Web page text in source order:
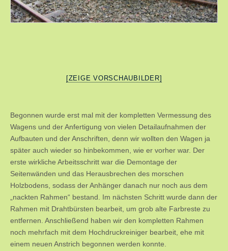
[ZEIGE VORSCHAUBILDER]
Begonnen wurde erst mal mit der kompletten Vermessung des
Wagens und der Anfertigung von vielen Detailaufnahmen der
Aufbauten und der Anschriften, denn wir wollten den Wagen ja
später auch wieder so hinbekommen, wie er vorher war. Der
erste wirkliche Arbeitsschritt war die Demontage der
Seitenwänden und das Herausbrechen des morschen
Holzbodens, sodass der Anhänger danach nur noch aus dem
„nackten Rahmen“ bestand. Im nächsten Schritt wurde dann der
Rahmen mit Drahtbürsten bearbeit, um grob alte Farbreste zu
entfernen. Anschließend haben wir den kompletten Rahmen
noch mehrfach mit dem Hochdruckreiniger bearbeit, ehe mit
einem neuen Anstrich begonnen werden konnte.